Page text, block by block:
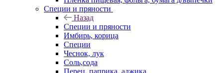
Специи и пряности
Назад
Специи и пряности
Имбирь, корица
Специи
Чеснок, лук
Соль,сода
Перец, паприка, аджика